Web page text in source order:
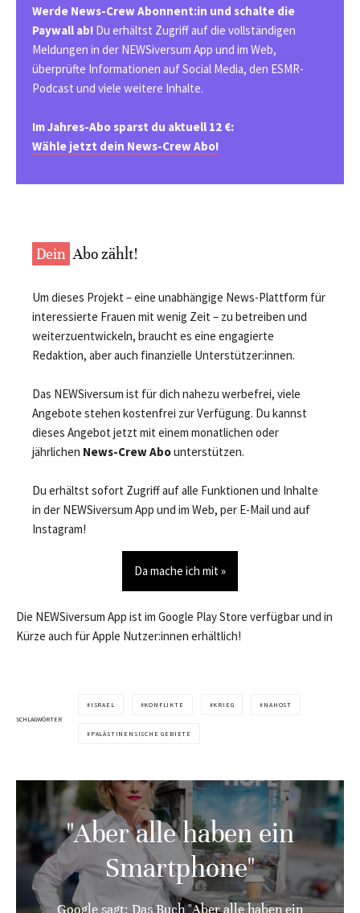
Werde News-Crew Abonnent:in und schalte die
Paywall ab! Du erhältst Zugriff auf die vollständigen
Meldungen in der NEWSiversum App und im Web,
überprüfte Informationen auf Social Media, den ESMR-
Podcast und viele weitere Inhalte.
Im Jahres-Abo sparst du aktuell 12 €:
Wähle jetzt dein News-Crew Abo!
Dein Abo zählt!
Um dieses Projekt – eine unabhängige News-Plattform für
interessierte Frauen mit wenig Zeit – zu betreiben und
weiterzuentwickeln, braucht es eine engagierte
Redaktion, aber auch finanzielle Unterstützer:innen.
Das NEWSiversum ist für dich nahezu werbefrei, viele
Angebote stehen kostenfrei zur Verfügung. Du kannst
dieses Angebot jetzt mit einem monatlichen oder
jährlichen News-Crew Abounterstützen.
Du erhältst sofort Zugriff auf alle Funktionen und Inhalte
in der NEWSiversum App und im Web, per E-Mail und auf
Instagram!
Da mache ich mit »
Die NEWSiversum App ist im Google Play Store verfügbar und in
Kürze auch für Apple Nutzer:innen erhältlich!
SCHLAGWÖRTER
ISRAEL KONFLIKTE KRIEG NAHOST
PALÄSTINENSISCHE GEBIETE
"Aber alle haben ein
Smartphone"